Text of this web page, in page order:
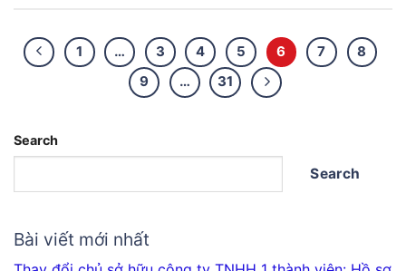
1 … 3 4 5 6 7
8
9
… 31
Search
Search
Bài viết mới nhất